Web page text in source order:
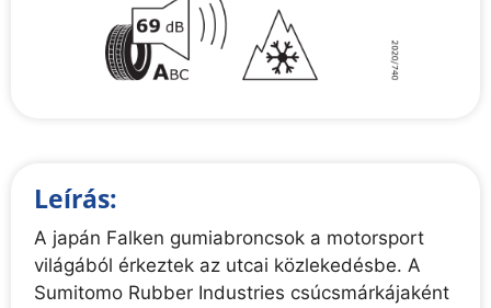
Leírás:
A japán Falken gumiabroncsok a motorsport
világából érkeztek az utcai közlekedésbe. A
Sumitomo Rubber Industries csúcsmárkájaként